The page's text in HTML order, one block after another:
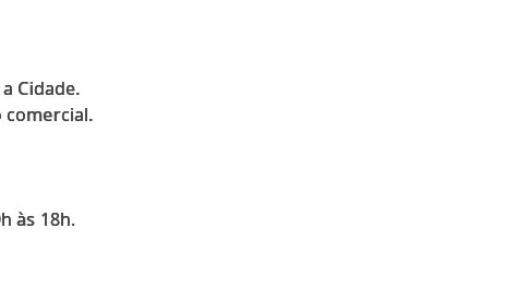
Cidade.
comercial.
às 18h.